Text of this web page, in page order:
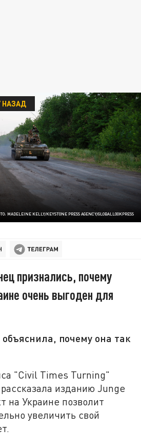
MADELEINE KELLY/KEYSTONE PRESS AGENCY/GLOBALLOOKPRESS
НАЗАД
признались, почему
очень выгоден для
почему она так
"Civil Times Turning"
изданию Junge
на Украине позволит
увеличить свой